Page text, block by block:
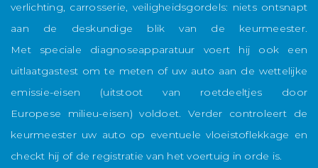
verlichting, carrosserie, veiligheidsgordels: niets ontsnapt
aan de deskundige blik van de keurmeester.
Met speciale diagnoseapparatuur voert hij ook een
uitlaatgastest om te meten of uw auto aan de wettelijke
emissie-eisen (uitstoot van roetdeeltjes door
Europese milieu-eisen) voldoet. Verder controleert de
keurmeester uw auto op eventuele vloeistoflekkage en
checkt hij of de registratie van het voertuig in orde is.